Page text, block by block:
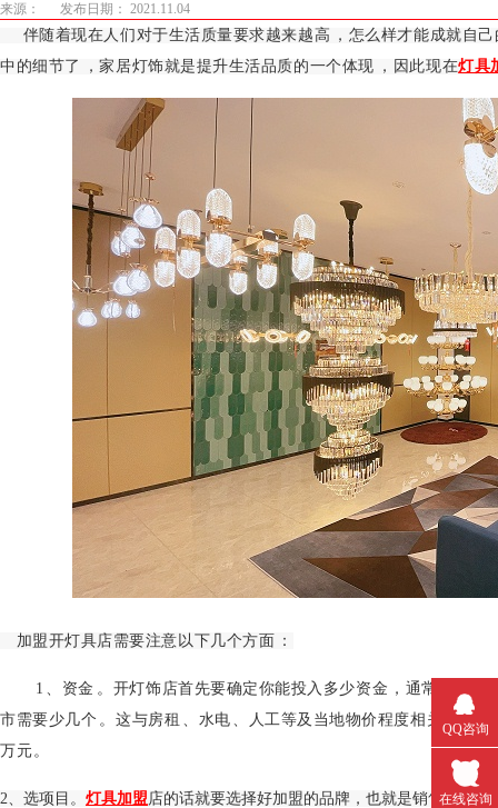
来源： 发布日期： 2021.11.04
伴随着现在人们对于生活质量要求越来越高，怎么样才能成就自
中的细节了，家居灯饰就是提升生活品质的一个体现，因此现在灯具
加盟开灯具店需要注意以下几个方面：
1、资金。开灯饰店首先要确定你能投入多少资金，通常来说
市需要少几个。这与房租、水电、人工等及当地物价程度相关，
万元。
2、选项目。 灯具加盟店的话就要选择好加盟的品牌，也就是销售定位。
QQ咨询
在线咨询